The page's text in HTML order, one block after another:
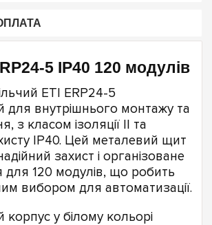
5 IP40 120 модулів
ETI ERP24-5
для внутрішнього монтажу та
з класом ізоляції II та
IP40. Цей металевий щит
захист і організоване
для 120 модулів, що робить
вибором для автоматизації.
у білому кольорі